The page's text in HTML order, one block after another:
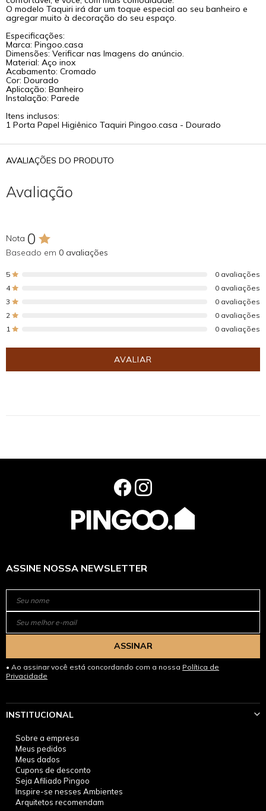
O modelo Taquiri irá dar um toque especial ao seu banheiro e
agregar muito à decoração do seu espaço.
Especificações:
Marca: Pingoo.casa
Dimensões: Verificar nas Imagens do anúncio.
Material: Aço inox
Acabamento: Cromado
Cor: Dourado
Aplicação: Banheiro
Instalação: Parede
Itens inclusos:
1 Porta Papel Higiênico Taquiri Pingoo.casa - Dourado
AVALIAÇÕES DO PRODUTO
Avaliação
Nota 0
Baseado em0 avaliações
5
0 avaliações
4
0 avaliações
3
0 avaliações
2
0 avaliações
1
0 avaliações
AVALIAR
ASSINE NOSSA NEWSLETTER
ASSINAR
Ao assinar você está concordando com a nossa Política de
Privacidade
INSTITUCIONAL
Sobre a empresa
Meus pedidos
Meus dados
Cupons de desconto
Seja Afiliado Pingoo
Inspire-se nesses Ambientes
Arquitetos recomendam